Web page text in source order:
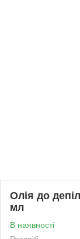
Олія до
мл
В наявності